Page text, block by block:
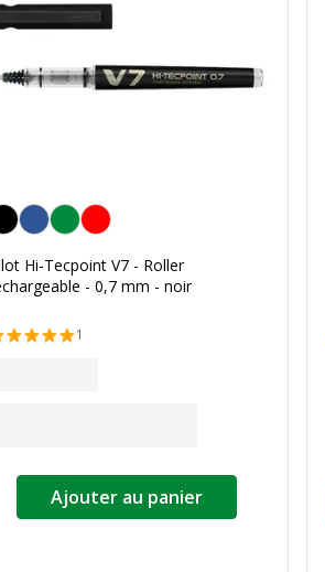
Hi-Tecpoint V7 - Roller
- 0,7 mm - noir
1
Ajouter au panier